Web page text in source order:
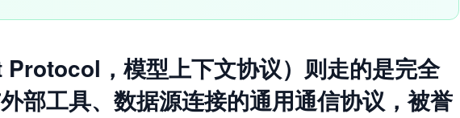
，模型上下文协议）则走的是完全
部工具、数据源连接的通用通信协议，被誉